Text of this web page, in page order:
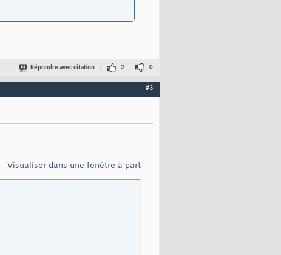
Répondre avec citation 2 0
#3
- Visualiser dans une fenêtre à part